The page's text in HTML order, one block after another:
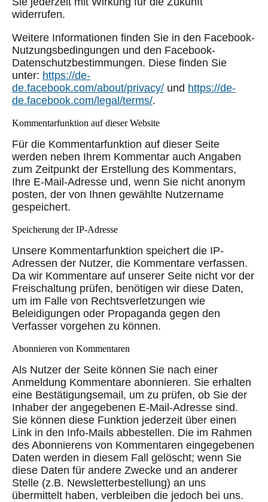
widerrufen.
Weitere Informationen finden Sie in den Facebook-
Nutzungsbedingungen und den Facebook-
Datenschutzbestimmungen. Diese finden Sie
unter: https://de-
de.facebook.com/about/privacy/ und https://de-
de.facebook.com/legal/terms/.
Kommentarfunktion auf dieser Website
Für die Kommentarfunktion auf dieser Seite
werden neben Ihrem Kommentar auch Angaben
zum Zeitpunkt der Erstellung des Kommentars,
Ihre E-Mail-Adresse und, wenn Sie nicht anonym
posten, der von Ihnen gewählte Nutzername
gespeichert.
Speicherung der IP-Adresse
Unsere Kommentarfunktion speichert die IP-
Adressen der Nutzer, die Kommentare verfassen.
Da wir Kommentare auf unserer Seite nicht vor der
Freischaltung prüfen, benötigen wir diese Daten,
um im Falle von Rechtsverletzungen wie
Beleidigungen oder Propaganda gegen den
Verfasser vorgehen zu können.
Abonnieren von Kommentaren
Als Nutzer der Seite können Sie nach einer
Anmeldung Kommentare abonnieren. Sie erhalten
eine Bestätigungsemail, um zu prüfen, ob Sie der
Inhaber der angegebenen E-Mail-Adresse sind.
Sie können diese Funktion jederzeit über einen
Link in den Info-Mails abbestellen. Die im Rahmen
des Abonnierens von Kommentaren eingegebenen
Daten werden in diesem Fall gelöscht; wenn Sie
diese Daten für andere Zwecke und an anderer
Stelle (z.B. Newsletterbestellung) an uns
übermittelt haben, verbleiben die jedoch bei uns.